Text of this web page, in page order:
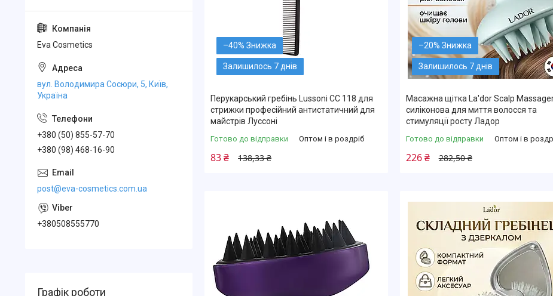
–40%
Залишилось 7 днів
Перукарський гребінь Lussoni CC 118 для
стрижки професійний антистатичний для
майстрів Луссоні
Готово до відправки Оптом і в роздріб
138,33 ₴
83 ₴
–20%
Залишилось 7 днів
Масажна щітка La'dor Scalp
силіконова для миття волосся та
стимуляції росту Ладор
Готово до відправки Оптом і в
282,50 ₴
226 ₴
Eva Cosmetics
вул. Володимира Сосюри, 5, Київ,
Україна
+380 (50) 855-57-70
+380 (98) 468-16-90
post@eva-cosmetics.com.ua
+380508555770
Графік роботи